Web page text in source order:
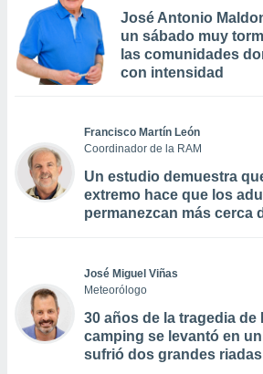
José Antonio
un sábado muy
las comunidades
con intensidad
Francisco Martín León
Coordinador de la RAM
Un estudio demuestra
extremo hace que los
permanezcan más cerca
José Miguel Viñas
Meteorólogo
30 años de la tragedia de
camping se levantó en
sufrió dos grandes